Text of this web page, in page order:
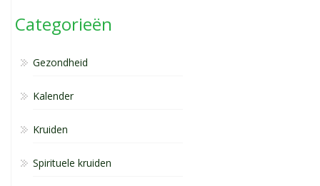
Categorieën
Gezondheid
Kalender
Kruiden
Spirituele kruiden